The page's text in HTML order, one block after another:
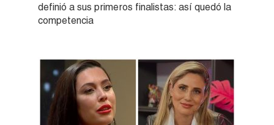
definió a sus primeros finalistas: así quedó la
competencia